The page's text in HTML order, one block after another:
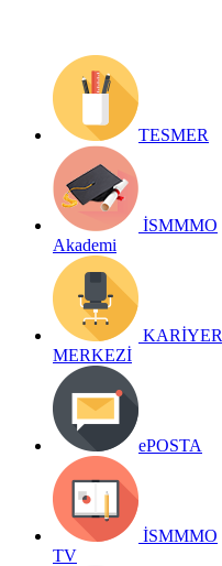
TESMER
İSMMMO
Akademi
KARİYER
MERKEZİ
ePOSTA
İSMMMO
TV